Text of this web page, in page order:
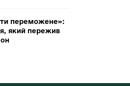
переможене»:
який пережив